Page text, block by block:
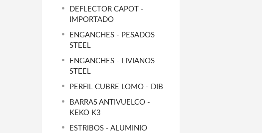
DEFLECTOR CAPOT -
IMPORTADO
ENGANCHES - PESADOS
STEEL
ENGANCHES - LIVIANOS
STEEL
PERFIL CUBRE LOMO - DIB
BARRAS ANTIVUELCO -
KEKO K3
ESTRIBOS - ALUMINIO